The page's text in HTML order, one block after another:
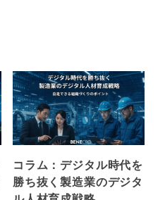
コラム：デジタル時代を
勝ち抜く製造業のデジタ